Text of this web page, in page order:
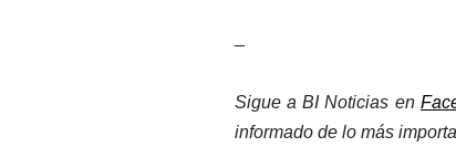
Sigue a BI Noticias en
informado de lo más